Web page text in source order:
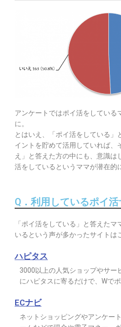
アンケートではポイ活をしている
に。
とはいえ、「ポイ活をしている」
イントを貯めて活用していれば、
え」と答えた方の中にも、意識は
活をしているというママが潜在的
Q．利用しているポイ活
「ポイ活をしている」と答えた
いるという声が多かったサイトは
ハピタス
3000以上の人気ショップやサー
にハピタスに寄るだけで、Wで
ECナビ
ネットショッピングやアンケー